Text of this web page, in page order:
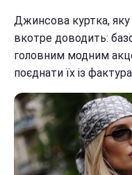
Джинсова куртка, яку
вкотре доводить:
головним модним
поєднати їх із